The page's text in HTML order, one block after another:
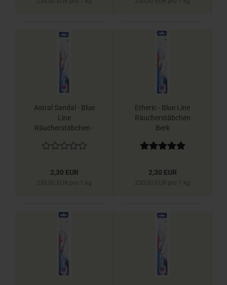
Astral Sandal - Blue
Line
Räucherstäbchen -
2,30 EUR
230,00 EUR pro 1 kg
Etheric - Blue Line
Räucherstäbchen
Berk
2,30 EUR
230,00 EUR pro 1 kg